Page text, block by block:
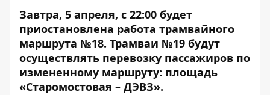
Завтра, 5 апреля, с 22:00 будет
приостановлена работа трамвайного
маршрута №18. Трамваи №19 будут
осуществлять перевозку пассажиров по
измененному маршруту: площадь
«Старомостовая – ДЭВЗ».